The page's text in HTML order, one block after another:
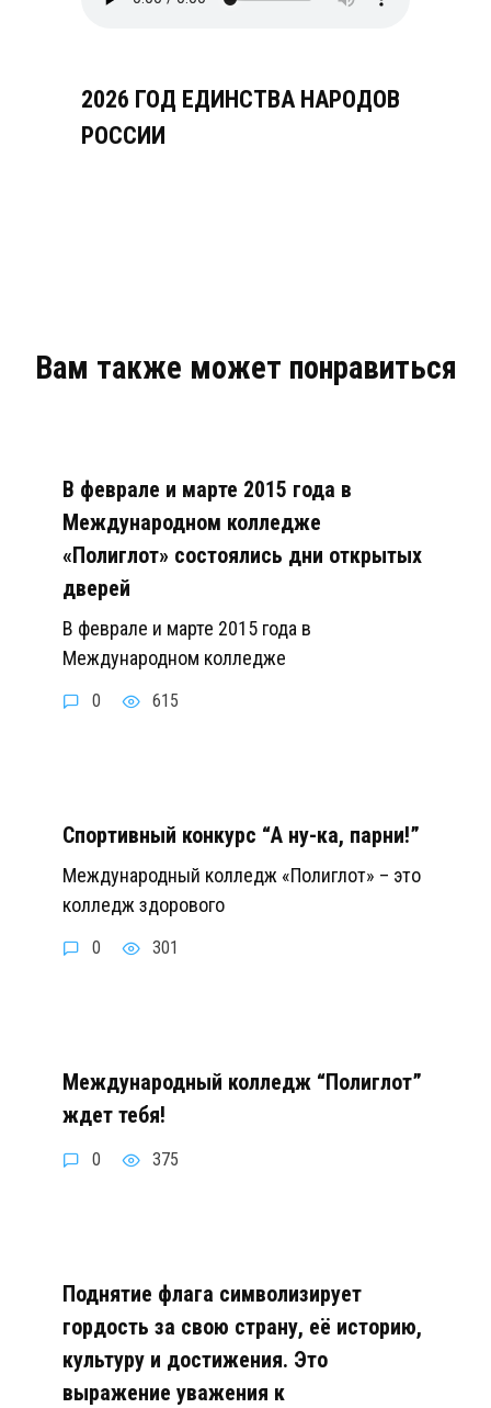
2026 ГОД ЕДИНСТВА НАРОДОВ
РОССИИ
Вам также может понравиться
В феврале и марте 2015 года в
Международном колледже
«Полиглот» состоялись дни открытых
дверей
В феврале и марте 2015 года в
Международном колледже
0 615
Спортивный конкурс “А ну-ка, парни!”
Международный колледж «Полиглот» – это
колледж здорового
0 301
Международный колледж “Полиглот”
ждет тебя!
0 375
Поднятие флага символизирует
гордость за свою страну, её историю,
культуру и достижения. Это
выражение уважения к